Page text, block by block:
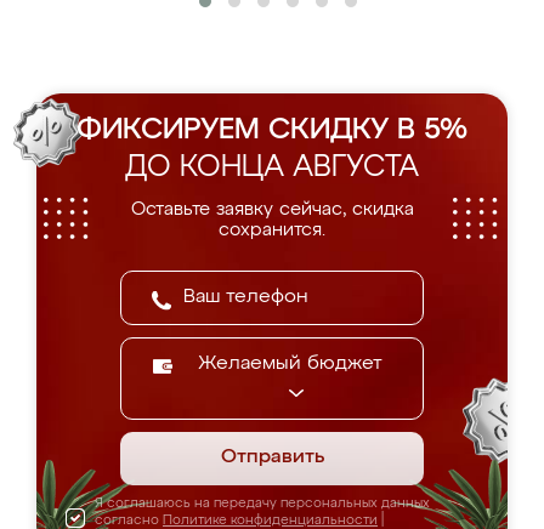
ФИКСИРУЕМ СКИДКУ В 5%
ДО КОНЦА АВГУСТА
Оставьте заявку сейчас, скидка
сохранится.
Желаемый бюджет
Отправить
Я соглашаюсь на передачу персональных данных
согласно Политике конфиденциальности